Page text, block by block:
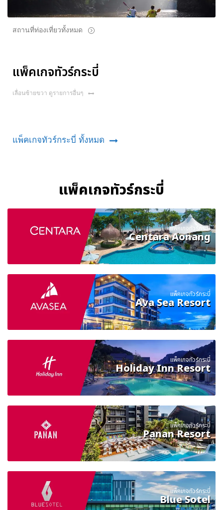
สถานที่ท่องเที่ยวทั้งหมด
แพ็คเกจทัวร์กระบี่
เลื่อนซ้ายขวา ดูรายการอื่นๆ
แพ็คเกจทัวร์กระบี่ ทั้งหมด
แพ็คเกจทัวร์กระบี่
แพ็คเกจทัวร์กระบี่
Centara Aonang
แพ็คเกจทัวร์กระบี่
Ava Sea Resort
แพ็คเกจทัวร์กระบี่
Holiday Inn Resort
แพ็คเกจทัวร์กระบี่
Panan Resort
แพ็คเกจทัวร์กระบี่
Blue Sotel